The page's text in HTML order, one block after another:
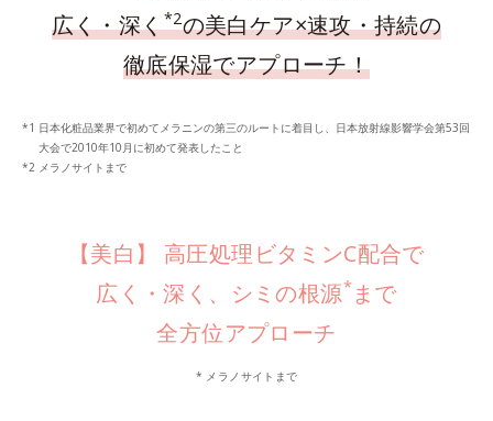
広く・深く*2の美白ケア×速攻・持続の
徹底保湿でアプローチ！
日本化粧品業界で初めてメラニンの第三のルートに着目し、日本放射線影響学会第53回
大会で2010年10月に初めて発表したこと
メラノサイトまで
【美白】 高圧処理ビタミンC配合で
広く・深く、シミの根源* まで
全方位アプローチ
* メラノサイトまで